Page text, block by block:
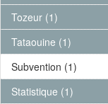
Tozeur (1)
Tataouine (1)
Subvention (1)
Statistique (1)